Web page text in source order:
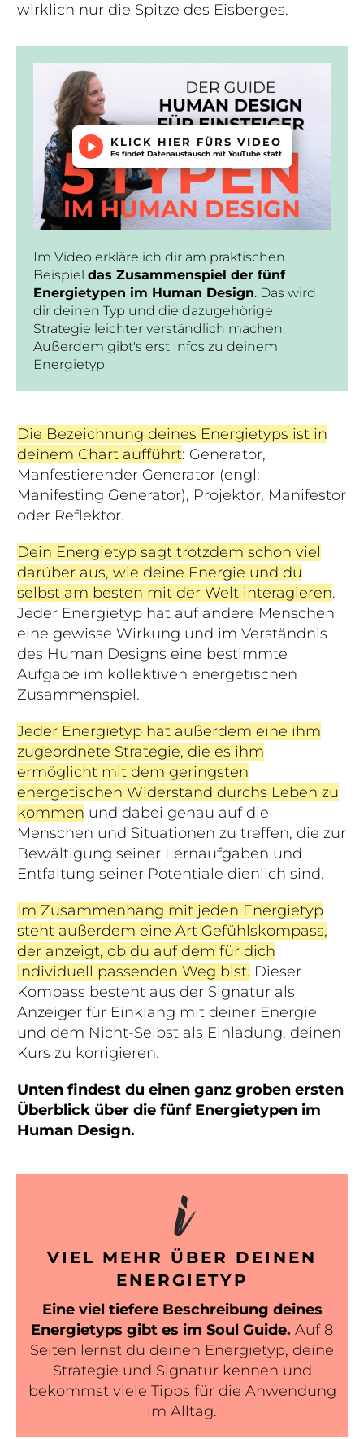
wirklich nur die Spitze des Eisberges.
KLICK HIER FÜRS VIDEO
Es findet Datenaustausch mit YouTube statt
Im Video erkläre ich dir am praktischen
Beispiel das Zusammenspiel der fünf
Energietypen im Human Design. Das wird
dir deinen Typ und die dazugehörige
Strategie leichter verständlich machen.
Außerdem gibt's erst Infos zu deinem
Energietyp.
Die Bezeichnung deines Energietyps ist in
deinem Chart aufführt: Generator,
Manfestierender Generator (engl:
Manifesting Generator), Projektor, Manifestor
oder Reflektor.
Dein Energietyp sagt trotzdem schon viel
darüber aus, wie deine Energie und du
selbst am besten mit der Welt interagieren.
Jeder Energietyp hat auf andere Menschen
eine gewisse Wirkung und im Verständnis
des Human Designs eine bestimmte
Aufgabe im kollektiven energetischen
Zusammenspiel.
Jeder Energietyp hat außerdem eine ihm
zugeordnete Strategie, die es ihm
ermöglicht mit dem geringsten
energetischen Widerstand durchs Leben zu
kommen und dabei genau auf die
Menschen und Situationen zu treffen, die zur
Bewältigung seiner Lernaufgaben und
Entfaltung seiner Potentiale dienlich sind.
Im Zusammenhang mit jeden Energietyp
steht außerdem eine Art Gefühlskompass,
der anzeigt, ob du auf dem für dich
individuell passenden Weg bist. Dieser
Kompass besteht aus der Signatur als
Anzeiger für Einklang mit deiner Energie
und dem Nicht-Selbst als Einladung, deinen
Kurs zu korrigieren.
Unten findest du einen ganz groben ersten
Überblick über die fünf Energietypen im
Human Design.
i
VIEL MEHR ÜBER DEINEN
ENERGIETYP
Eine viel tiefere Beschreibung deines
Energietyps gibt es im Soul Guide. Auf 8
Seiten lernst du deinen Energietyp, deine
Strategie und Signatur kennen und
bekommst viele Tipps für die Anwendung
im Alltag.